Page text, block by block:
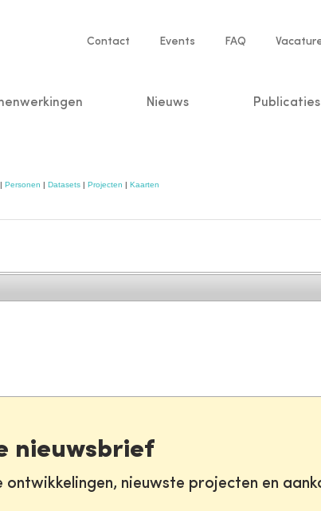
Service
Contact Events FAQ
Nieuws Publicaties
| Personen | Datasets| Projecten | Kaarten
nieuwsbrief
nieuwste projecten en